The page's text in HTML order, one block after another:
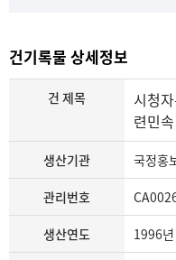
건기록물 상세정보
건 제목
시청
련민
생산기관 국정홍
관리번호
생산연도 1996년